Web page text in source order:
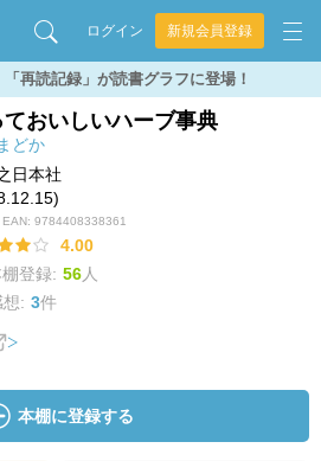
ログイン 新規会員登録
再読記録」が読書グラフに登場！
ておいしいハーブ事典
どか
日本社
EAN: 9784408338361
4.00
登録: 56人
想: 3件
本棚に登録する